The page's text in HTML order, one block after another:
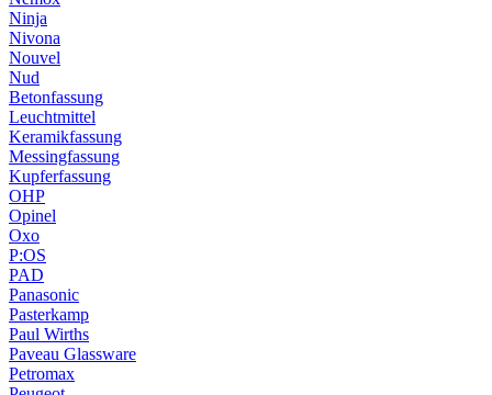
Ninja
Nivona
Nouvel
Nud
Betonfassung
Leuchtmittel
Keramikfassung
Messingfassung
Kupferfassung
OHP
Opinel
Oxo
P:OS
PAD
Panasonic
Pasterkamp
Paul Wirths
Paveau Glassware
Petromax